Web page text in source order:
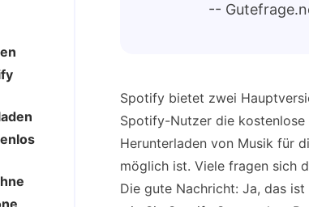
--
Spotify bietet zwei
Spotify-Nutzer die kostenlose
Herunterladen von Musik für
möglich ist. Viele fragen sich
Die gute Nachricht: Ja, das